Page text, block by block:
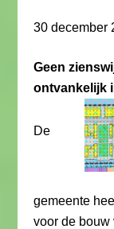
30 december
Geen
ontvankelijk
De
gemeente
voor de